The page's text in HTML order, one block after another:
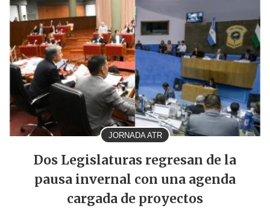
JORNADA ATR
Dos Legislaturas regresan de la
pausa invernal con una agenda
cargada de proyectos